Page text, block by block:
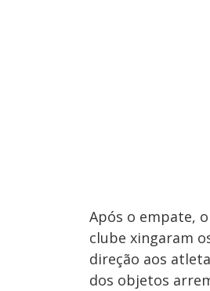
Após o empate,
clube xingaram
direção aos
dos objetos